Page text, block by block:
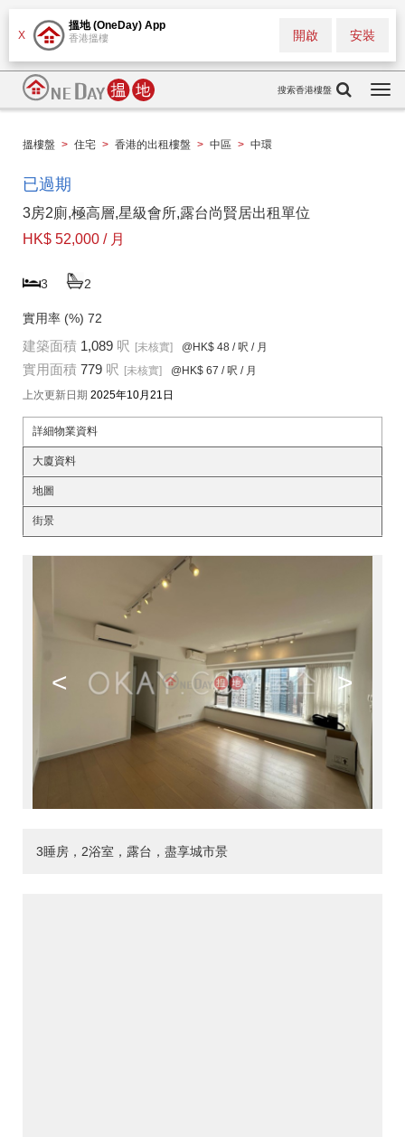
X
搵地 (OneDay) App
香港搵樓 安裝
開啟
搜索香港樓盤
搵樓盤 > 住宅 > 香港的出租樓盤 > 中區 > 中環
已過期
3房2廁,極高層,星級會所,露台尚賢居出租單位
HK$ 52,000 / 月
3 2
實用率 (%) 72
建築面積 1,089 呎 [未核實] @HK$ 48 / 呎 / 月
實用面積 779 呎 [未核實] @HK$ 67 / 呎 / 月
上次更新日期 2025年10月21日
詳細物業資料
大廈資料
地圖
街景
< >
3睡房，2浴室，露台，盡享城市景